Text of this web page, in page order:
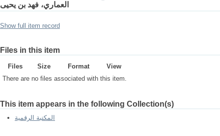
العماري، فهد بن يحيى
Show full item record
Files in this item
Files Size Format
View
There are no files associated with this item.
This item appears in the following Collection(s)
المكتبة الرقمية